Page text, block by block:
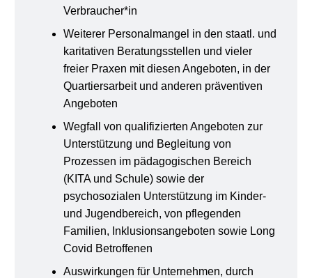
Verbraucher*in
Weiterer Personalmangel in den staatl. und
karitativen Beratungsstellen und vieler
freier Praxen mit diesen Angeboten, in der
Quartiersarbeit und anderen präventiven
Angeboten
Wegfall von qualifizierten Angeboten zur
Unterstützung und Begleitung von
Prozessen im pädagogischen Bereich
(KITA und Schule) sowie der
psychosozialen Unterstützung im Kinder-
und Jugendbereich, von pflegenden
Familien, Inklusionsangeboten sowie Long
Covid Betroffenen
Auswirkungen für Unternehmen, durch